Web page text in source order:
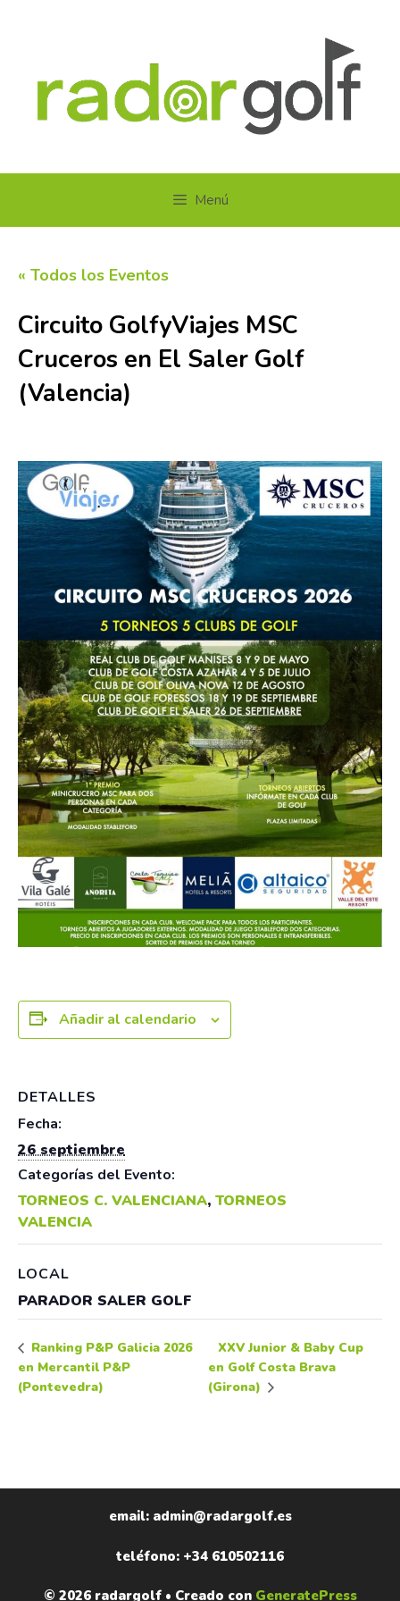
Menú
« Todos los Eventos
Circuito GolfyViajes MSC
Cruceros en El Saler Golf
(Valencia)
Añadir al calendario
DETALLES
Fecha:
26 septiembre
Categorías del Evento:
TORNEOS C. VALENCIANA, TORNEOS
VALENCIA
LOCAL
PARADOR SALER GOLF
Ranking P&P Galicia 2026
en Mercantil P&P
(Pontevedra)
XXV Junior & Baby Cup
en Golf Costa Brava
(Girona)
email: admin@radargolf.es
teléfono: +34 610502116
© 2026 radargolf• Creado con GeneratePress